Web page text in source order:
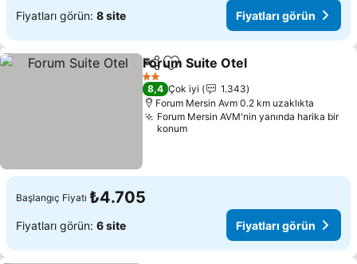
Fiyatları görün: 8 site Fiyatları görün
PaylaşFavorilerime ekle
Forum Suite Otel
2 Yıldız
8,4 Çok iyi
1.343
Forum Mersin Avm 0.2 km uzaklıkta
Forum Mersin AVM'nin yanında harika bir
konum
Başlangıç Fiyatı ₺4.705
Fiyatları görün: 6 site Fiyatları görün